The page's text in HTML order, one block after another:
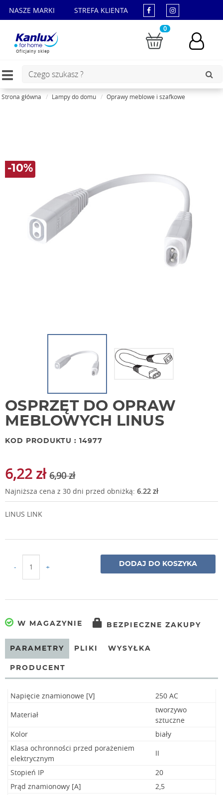
NASZE MARKI STREFA KLIENTA
Oficjalny sklep
0
Toggle
Strona główna Lampy do domu Oprawy meblowe i szafkowe
-10%
OSPRZĘT DO OPRAW
MEBLOWYCH LINUS
KOD PRODUKTU : 14977
6,22 zł 6,90 zł
Najniższa cena z 30 dni przed obniżką: 6.22 zł
LINUS LINK
- + DODAJ DO KOSZYKA
W MAGAZYNIE BEZPIECZNE ZAKUPY
PARAMETRY PLIKI WYSYŁKA
PRODUCENT
Napięcie znamionowe [V]
250 AC
Materiał
tworzywo
sztuczne
Kolor
biały
Klasa ochronności przed porażeniem
elektrycznym
II
Stopień IP
20
Prąd znamionowy [A]
2,5